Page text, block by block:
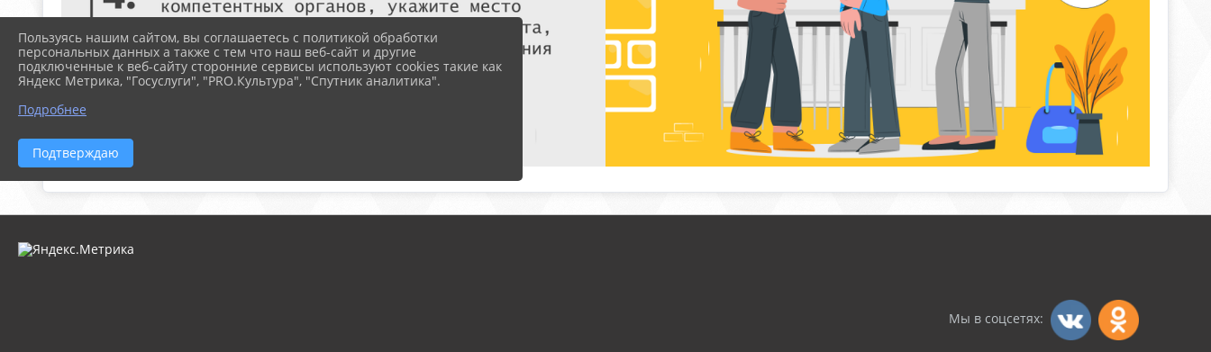
Мы в соцсетях:
Пользуясь нашим сайтом, вы соглашаетесь с политикой обработки
персональных данных а также с тем что наш веб-сайт и другие
подключенные к веб-сайту сторонние сервисы используют cookies такие как
Яндекс Метрика, "Госуслуги", "PRO.Культура", "Спутник аналитика".
Подробнее
Подтверждаю